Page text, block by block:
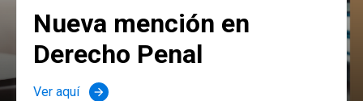
Nueva mención en
Derecho Penal
Ver aquí arrow_forward